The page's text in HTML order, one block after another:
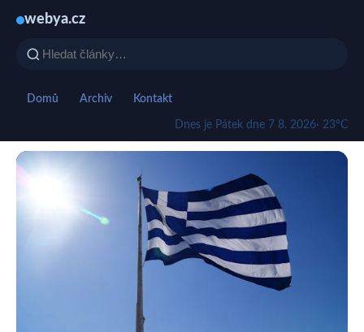
webya.cz
Domů Archiv Kontakt
Dnes je Pátek dne 7 8. 2026· 23°C